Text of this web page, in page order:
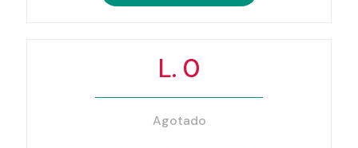
L. 0
Agotado